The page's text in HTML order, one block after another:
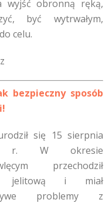
wyjść obronną ręką,
być wytrwałym,
celu.
bezpieczny sposób
się 15 sierpnia
r. W okresie
przechodził
jelitową i miał
problemy z